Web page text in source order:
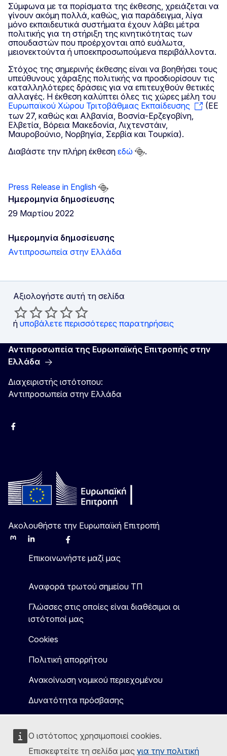
Ο ιστότοπος χρησιμοποιεί cookies.
Επισκεφτείτε τη σελίδα μας για την πολιτική
Σύμφωνα με τα πορίσματα της έκθεσης, χρειάζεται να
γίνουν ακόμη πολλά, καθώς, για παράδειγμα, λίγα
μόνο εκπαιδευτικά συστήματα έχουν λάβει μέτρα
πολιτικής για τη στήριξη της κινητικότητας των
σπουδαστών που προέρχονται από ευάλωτα,
μειονεκτούντα ή υποεκπροσωπούμενα περιβάλλοντα.
Στόχος της σημερινής έκθεσης είναι να βοηθήσει τους
υπεύθυνους χάραξης πολιτικής να προσδιορίσουν τις
καταλληλότερες δράσεις για να επιτευχθούν θετικές
αλλαγές. Η έκθεση καλύπτει όλες τις χώρες μέλη του
Ευρωπαϊκού Χώρου Τριτοβάθμιας Εκπαίδευσης
(ΕΕ
των 27, καθώς και Αλβανία, Βοσνία-Ερζεγοβίνη,
Ελβετία, Βόρεια Μακεδονία, Λιχτενστάιν,
Μαυροβούνιο, Νορβηγία, Σερβία και Τουρκία).
Διαβάστε την πλήρη έκθεση εδώ .
Press Release in English
Ημερομηνία δημοσίευσης
29 Μαρτίου 2022
Ημερομηνία δημοσίευσης
Αντιπροσωπεία στην Ελλάδα
Αξιολογήστε αυτή τη σελίδα
ή υποβάλετε περισσότερες παρατηρήσεις
Αντιπροσωπεία της Ευρωπαϊκής Επιτροπής στην
Ελλάδα
Διαχειριστής ιστότοπου:
Αντιπροσωπεία στην Ελλάδα
Facebook
Ακολουθήστε την Ευρωπαϊκή Επιτροπή
MastodonLinkedInBlueskyFacebook
Επικοινωνήστε μαζί μας
Αναφορά τρωτού σημείου ΤΠ
Γλώσσες στις οποίες είναι διαθέσιμοι οι
ιστότοποί μας
Cookies
Πολιτική απορρήτου
Ανακοίνωση νομικού περιεχομένου
Δυνατότητα πρόσβασης